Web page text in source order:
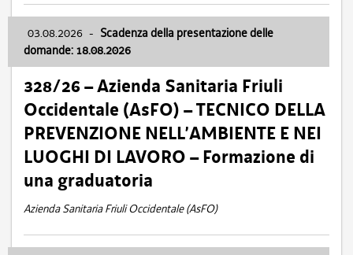
03.08.2026 - Scadenza della presentazione delle
domande: 18.08.2026
328/26 – Azienda Sanitaria Friuli
Occidentale (AsFO) – TECNICO DELLA
PREVENZIONE NELL’AMBIENTE E NEI
LUOGHI DI LAVORO – Formazione di
una graduatoria
Azienda Sanitaria Friuli Occidentale (AsFO)